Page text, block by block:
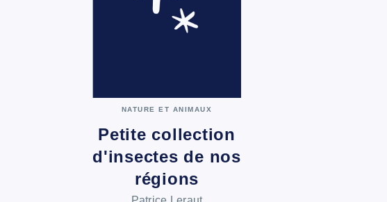
NATURE ET ANIMAUX
Petite collection
d'insectes de nos
régions